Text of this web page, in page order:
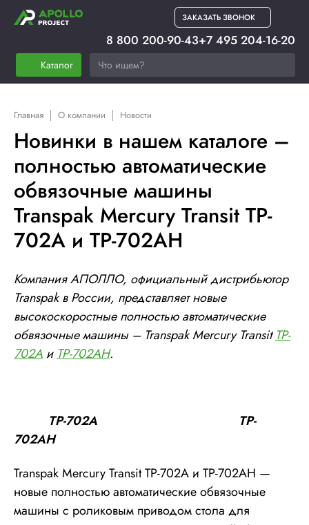
ЗАКАЗАТЬ ЗВОНОК
Каталог
8 800 200-90-43+7 495 204-16-20
Главная О компании Новости
Новинки в нашем каталоге –
полностью автоматические
обвязочные машины
Transpak Mercury Transit TP-
702A и TP-702AH
Компания АПОЛЛО, официальный дистрибьютор
Transpakв России, представляет новые
высокоскоростные полностью автоматические
обвязочные машины – TranspakMercury TransitTP-
702A и TP-702AH.
TP-702A
TP-
702AH
Transpak Mercury Transit TP-702A и TP-702AH —
новые полностью автоматические обвязочные
машины с роликовым приводом стола для